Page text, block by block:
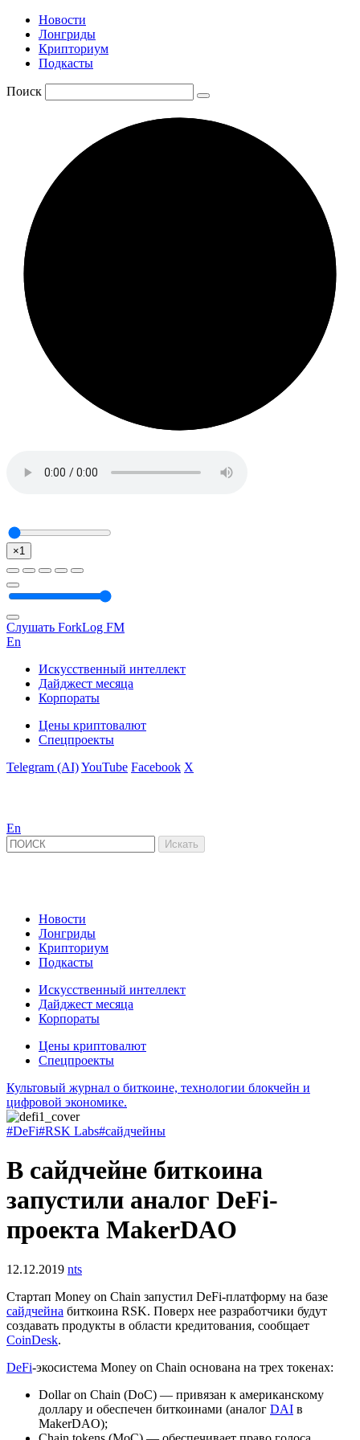
Новости
Лонгриды
Крипториум
Подкасты
Поиск
×1
Слушать ForkLog FM
En
Искусственный интеллект
Дайджест месяца
Корпораты
Цены криптовалют
Спецпроекты
Telegram (AI)YouTube Facebook X
En
Новости
Лонгриды
Крипториум
Подкасты
Искусственный интеллект
Дайджест месяца
Корпораты
Цены криптовалют
Спецпроекты
Культовый журнал о биткоине, технологии блокчейн и
цифровой экономике.
#DeFi#RSK Labs#сайдчейны
В сайдчейне биткоина
запустили аналог DeFi-
проекта MakerDAO
12.12.2019 nts
Стартап Money on Chain запустил DeFi-платформу на базе
сайдчейна биткоина RSK. Поверх нее разработчики будут
создавать продукты в области кредитования, сообщает
CoinDesk.
DeFi-экосистема Money on Chain основана на трех токенах:
Dollar on Chain (DoC) — привязан к американскому
доллару и обеспечен биткоинами (аналог DAI в
MakerDAO);